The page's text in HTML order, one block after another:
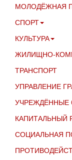
МОЛОДЁЖНАЯ
СПОРТ
КУЛЬТУРА
ЖИЛИЩНО-
ТРАНСПОРТ
УПРАВЛЕНИЕ
УЧРЕЖДЁННЫЕ
КАПИТАЛЬНЫЙ
СОЦИАЛЬНАЯ